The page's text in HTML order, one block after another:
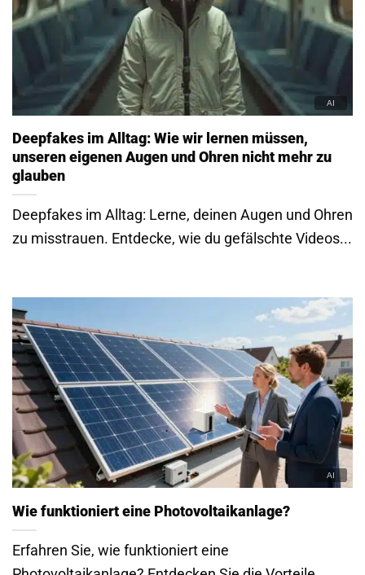
Deepfakes im Alltag: Wie wir lernen müssen,
unseren eigenen Augen und Ohren nicht mehr zu
glauben
Deepfakes im Alltag: Lerne, deinen Augen und Ohren
zu misstrauen. Entdecke, wie du gefälschte Videos...
Wie funktioniert eine Photovoltaikanlage?
Erfahren Sie, wie funktioniert eine